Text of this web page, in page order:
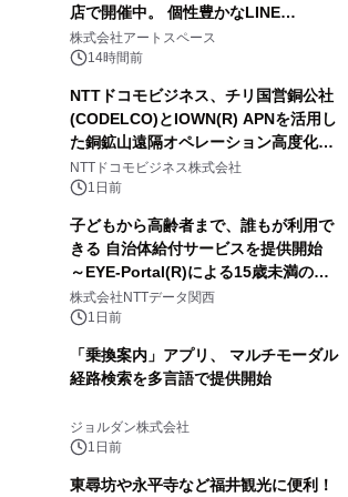
店で開催中。 個性豊かなLINE
FRIENDSの仲間たちが インテリアア
ートとして新たな魅力を発信。
株式会社アートスペース
14時間前
NTTドコモビジネス、チリ国営銅公社
(CODELCO)とIOWN(R) APNを活用し
た銅鉱山遠隔オペレーション高度化に
向けた調査・実証を開始
NTTドコモビジネス株式会社
1日前
子どもから高齢者まで、誰もが利用で
きる 自治体給付サービスを提供開始
～EYE-Portal(R)による15歳未満の本
人認証と デジタルデバイド対策で実現
～
株式会社NTTデータ関西
1日前
「乗換案内」アプリ、 マルチモーダル
経路検索を多言語で提供開始
ジョルダン株式会社
1日前
東尋坊や永平寺など福井観光に便利！